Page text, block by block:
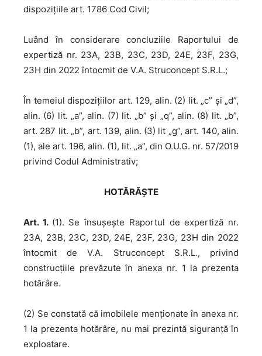
dispozițiile art. 1786 Cod Civil;
Luând în considerare concluziile Raportului de
expertiză nr. 23A, 23B, 23C, 23D, 24E, 23F, 23G,
23H din 2022 întocmit de V.A. Struconcept S.R.L.;
În temeiul dispozițiilor art. 129, alin. (2) lit. „c” și „d”,
alin. (6) lit. „a”, alin. (7) lit. „b” și „q”, alin. (8) lit. „b”,
art. 287 lit. „b”, art. 139, alin. (3) lit „g”, art. 140, alin.
(1), ale art. 196, alin. (1), lit. „a”, din O.U.G. nr. 57/2019
privind Codul Administrativ;
HOTĂRĂȘTE
Art. 1. (1). Se însușește Raportul de expertiză nr.
23A, 23B, 23C, 23D, 24E, 23F, 23G, 23H din 2022
întocmit de V.A. Struconcept S.R.L., privind
construcțiile prevăzute în anexa nr. 1 la prezenta
hotărâre.
(2) Se constată că imobilele menționate în anexa nr.
1 la prezenta hotărâre, nu mai prezintă siguranță în
exploatare.